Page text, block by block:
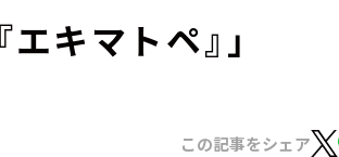
キマトペ』」
この記事をシェア